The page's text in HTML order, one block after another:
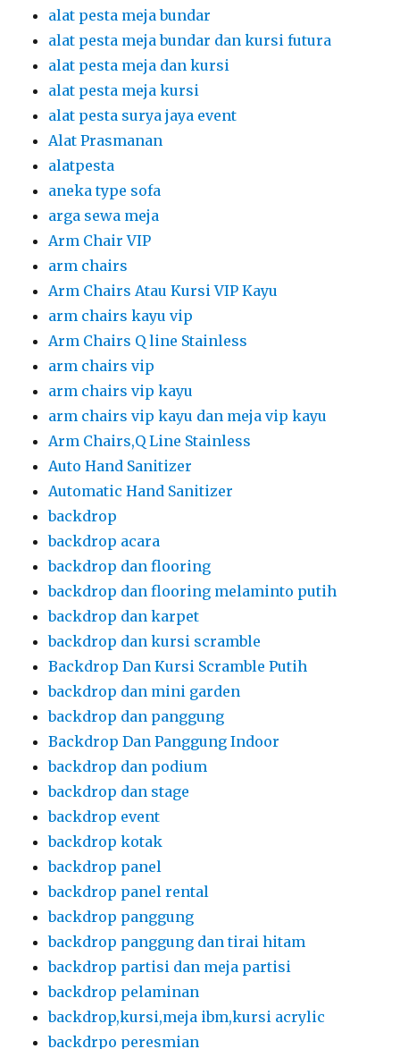
alat pesta meja bundar
alat pesta meja bundar dan kursi futura
alat pesta meja dan kursi
alat pesta meja kursi
alat pesta surya jaya event
Alat Prasmanan
alatpesta
aneka type sofa
arga sewa meja
Arm Chair VIP
arm chairs
Arm Chairs Atau Kursi VIP Kayu
arm chairs kayu vip
Arm Chairs Q line Stainless
arm chairs vip
arm chairs vip kayu
arm chairs vip kayu dan meja vip kayu
Arm Chairs,Q Line Stainless
Auto Hand Sanitizer
Automatic Hand Sanitizer
backdrop
backdrop acara
backdrop dan flooring
backdrop dan flooring melaminto putih
backdrop dan karpet
backdrop dan kursi scramble
Backdrop Dan Kursi Scramble Putih
backdrop dan mini garden
backdrop dan panggung
Backdrop Dan Panggung Indoor
backdrop dan podium
backdrop dan stage
backdrop event
backdrop kotak
backdrop panel
backdrop panel rental
backdrop panggung
backdrop panggung dan tirai hitam
backdrop partisi dan meja partisi
backdrop pelaminan
backdrop,kursi,meja ibm,kursi acrylic
backdrpo peresmian